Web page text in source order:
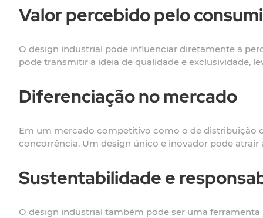
Valor percebido pelo
O design industrial pode influenciar diretamente a
pode transmitir a ideia de qualidade e exclusividade,
Diferenciação no mercado
Em um mercado competitivo como o de distribuição
concorrência. Um design único e inovador pode
Sustentabilidade e
O design industrial também pode ser uma